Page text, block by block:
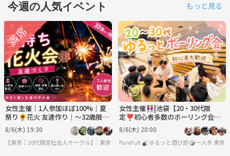
今週の人気イベント もっと見る
女性主催｜1人参加ほぼ100%｜夏
祭り🌻花火 友達作り｜〜32歳限
定 友達作り
8/6(木) 19:30
【東京｜20代限定社会人サークル】1人参加ほぼ100％｜少人数ゆる交流会
東京
女性主催👭|池袋【20・30代限
定❣️初心者多数のボーリング会】
平日夜に気軽に楽しみましょう♪
8/6(木) 20:00
PureFull 🎳ゆるっと遊び部🎲一人参加で
東京